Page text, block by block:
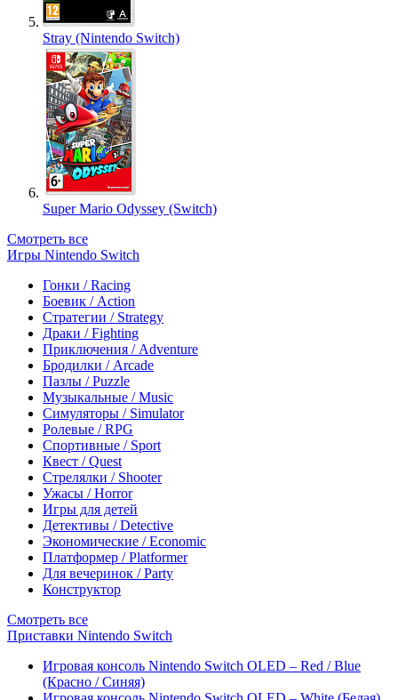
Stray (Nintendo Switch)
Super Mario Odyssey (Switch)
Смотреть все
Игры Nintendo Switch
Гонки / Racing
Боевик / Action
Стратегии / Strategy
Драки / Fighting
Приключения / Adventure
Бродилки / Arcade
Пазлы / Puzzle
Музыкальные / Music
Симуляторы / Simulator
Ролевые / RPG
Спортивные / Sport
Квест / Quest
Стрелялки / Shooter
Ужасы / Horror
Игры для детей
Детективы / Detective
Экономические / Economic
Платформер / Platformer
Для вечеринок / Party
Конструктор
Смотреть все
Приставки Nintendo Switch
Игровая консоль Nintendo Switch OLED – Red / Blue
(Красно / Синяя)